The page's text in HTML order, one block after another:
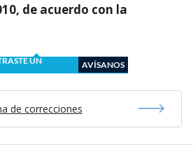
de acuerdo con la
UN
AVÍSANOS
de correcciones